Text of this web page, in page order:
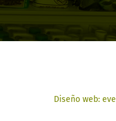
Diseño web: